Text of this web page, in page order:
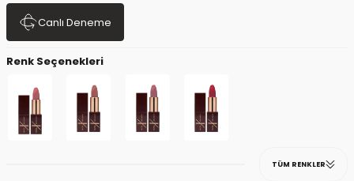
Canlı Deneme
Renk Seçenekleri
TÜM RENKLER